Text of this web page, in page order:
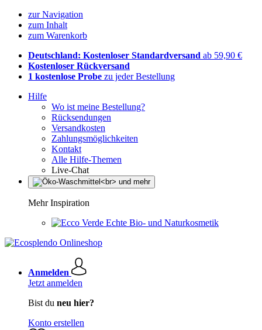
zur Navigation
zum Inhalt
zum Warenkorb
Deutschland: Kostenloser Standardversand ab 59,90 €
Kostenloser Rückversand
1 kostenlose Probe zu jeder Bestellung
Hilfe
Wo ist meine Bestellung?
Rücksendungen
Versandkosten
Zahlungsmöglichkeiten
Kontakt
Alle Hilfe-Themen
Live-Chat
Mehr Inspiration
Echte Bio- und Naturkosmetik
Anmelden
Jetzt anmelden
Bist du neu hier?
Konto erstellen